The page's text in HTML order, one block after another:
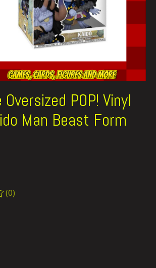
POP! Vinyl
Man Beast Form
dit product is
(0)